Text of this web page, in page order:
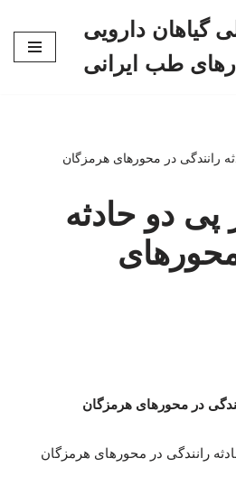
گیاهان دارویی
طب ایرانی
پی دو حادثه